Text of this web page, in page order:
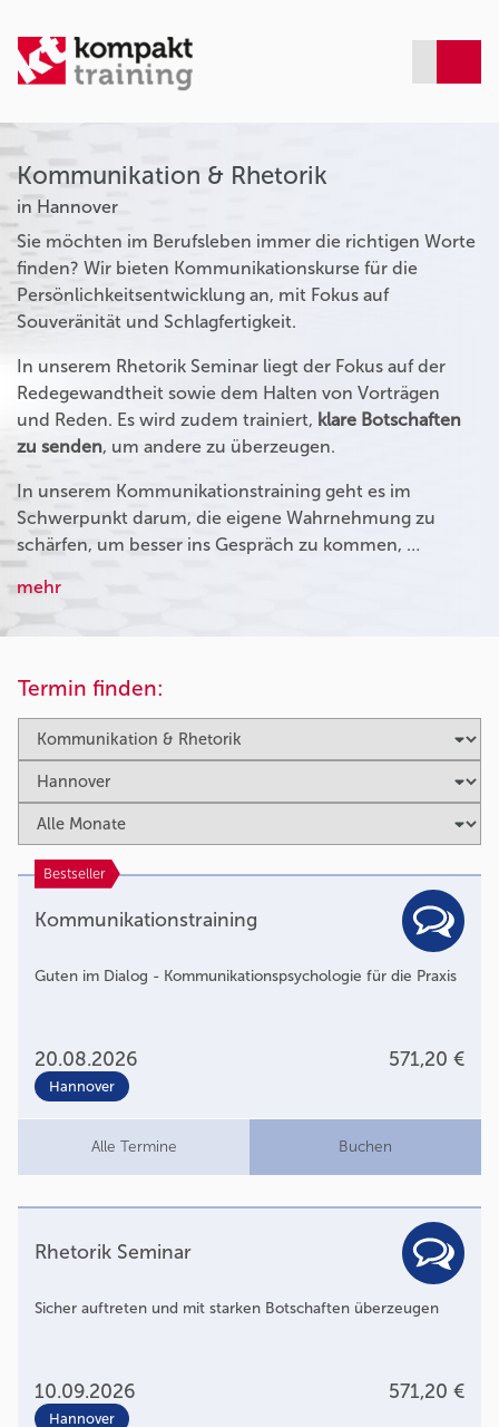
Kommunikation & Rhetorik
in Hannover
Sie möchten im Berufsleben immer die richtigen Worte
finden? Wir bieten Kommunikationskurse für die
Persönlichkeitsentwicklung an, mit Fokus auf
Souveränität und Schlagfertigkeit.
In unserem Rhetorik Seminar liegt der Fokus auf der
Redegewandtheit sowie dem Halten von Vorträgen
und Reden. Es wird zudem trainiert, klare Botschaften
zu senden, um andere zu überzeugen.
In unserem Kommunikationstraining geht es im
Schwerpunkt darum, die eigene Wahrnehmung zu
schärfen, um besser ins Gespräch zu kommen, …
mehr
Termin finden:
Bestseller
Kommunikationstraining
Guten im Dialog - Kommunikationspsychologie für die Praxis
20.08.2026 571,20 €
Hannover
Alle Termine Buchen
Rhetorik Seminar
Sicher auftreten und mit starken Botschaften überzeugen
10.09.2026 571,20 €
Hannover